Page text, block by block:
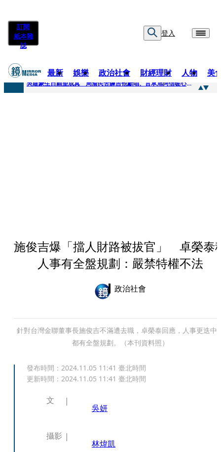
訂閱
紙本雜
誌
登入
最新 娛樂 政治社會 財經理財 人物 美
快訊
吳建豪生日願望成真 周渝民苦練吉他獻唱、言承旭阿信暖心祝福
施俊吉爆「擋人財路被拔官」 卓榮泰
人事有全盤規劃：嚴禁特權不法
政治社會
針對台灣金聯董事長施俊吉不滿遭去職，卓榮泰回應，人事更迭中
都有全盤規劃。（本刊資料照）
發布時間： 2024.11.05 11:41 臺北時間
更新時間： 2024.11.05 11:41 臺北時間
文
吳妍
攝影
林煒凱